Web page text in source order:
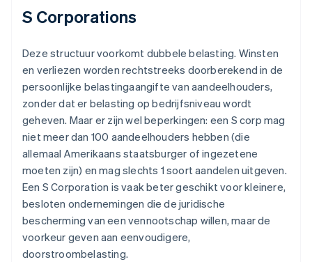
S Corporations
Deze structuur voorkomt dubbele belasting. Winsten
en verliezen worden rechtstreeks doorberekend in de
persoonlijke belastingaangifte van aandeelhouders,
zonder dat er belasting op bedrijfsniveau wordt
geheven. Maar er zijn wel beperkingen: een S corp mag
niet meer dan 100 aandeelhouders hebben (die
allemaal Amerikaans staatsburger of ingezetene
moeten zijn) en mag slechts 1 soort aandelen uitgeven.
Een S Corporation is vaak beter geschikt voor kleinere,
besloten ondernemingen die de juridische
bescherming van een vennootschap willen, maar de
voorkeur geven aan eenvoudigere,
doorstroombelasting.